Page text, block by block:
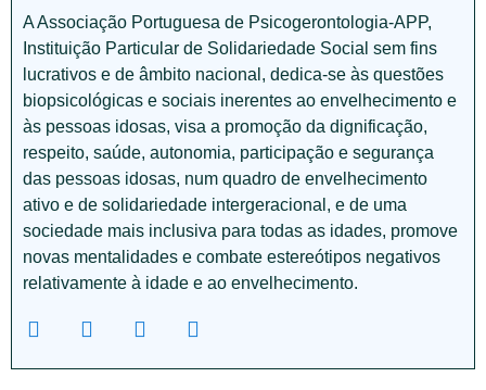
A Associação Portuguesa de Psicogerontologia-APP,
Instituição Particular de Solidariedade Social sem fins
lucrativos e de âmbito nacional, dedica-se às questões
biopsicológicas e sociais inerentes ao envelhecimento e
às pessoas idosas, visa a promoção da dignificação,
respeito, saúde, autonomia, participação e segurança
das pessoas idosas, num quadro de envelhecimento
ativo e de solidariedade intergeracional, e de uma
sociedade mais inclusiva para todas as idades, promove
novas mentalidades e combate estereótipos negativos
relativamente à idade e ao envelhecimento.